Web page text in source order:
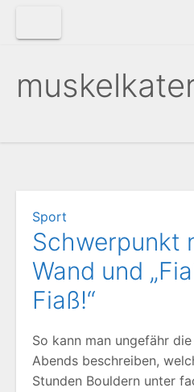
Sport
Schwerpunkt
Wand und
Fiaß!“
So kann man ungefähr
Abends beschreiben,
Stunden Bouldern unter